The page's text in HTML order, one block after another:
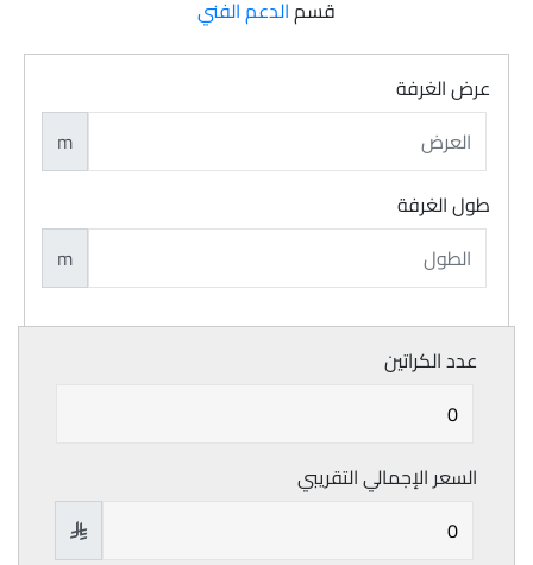
قسمالدعم الفني
عرض الغرفة
m
طول الغرفة
m
عدد الكراتين
السعر الإجمالي التقريبي
